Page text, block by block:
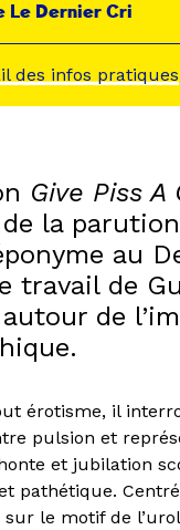
Le Dernier Cri
des infos pratiques
Give Piss A
de la
au
travail de
de
érotisme, il
pulsion et
et jubilation
pathétique.
le motif de